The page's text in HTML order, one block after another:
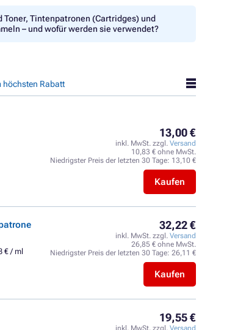
Toner, Tintenpatronen (Cartridges) und
– und wofür werden sie verwendet?
höchsten Rabatt
13,00 €
inkl. MwSt. zzgl. Versand
10,83 € ohne MwSt.
Niedrigster Preis der letzten 30 Tage: 13,10 €
Kaufen
€ / ml
32,22 €
inkl. MwSt. zzgl. Versand
26,85 € ohne MwSt.
Niedrigster Preis der letzten 30 Tage: 26,11 €
Kaufen
19,55 €
inkl. MwSt. zzgl. Versand